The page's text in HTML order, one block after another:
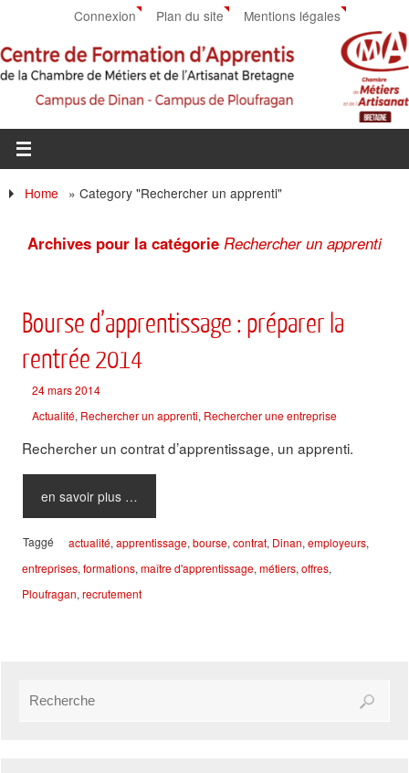
Connexion Plan du site Mentions légales
Home » Category "Rechercher un apprenti"
Archives pour la catégorie Rechercher un apprenti
Bourse d’apprentissage : préparer la
rentrée 2014
24 mars 2014
Actualité, Rechercher un apprenti, Rechercher une entreprise
Rechercher un contrat d’apprentissage, un apprenti.
en savoir plus …
Taggé actualité, apprentissage, bourse, contrat, Dinan, employeurs,
entreprises, formations, maître d'apprentissage, métiers, offres,
Ploufragan, recrutement